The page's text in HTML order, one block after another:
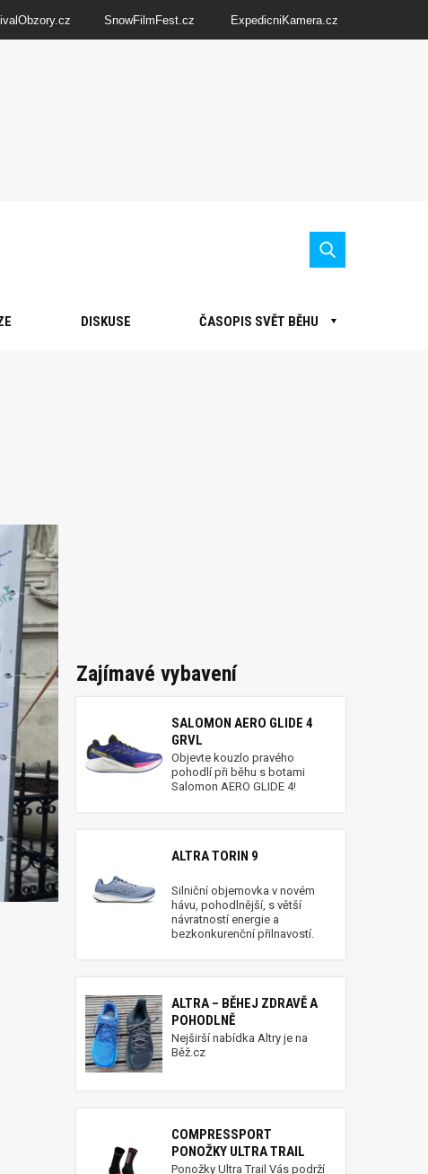
SnowFilmFest.cz ExpedicniKamera.cz
DISKUSE ČASOPIS SVĚT BĚHU
Zajímavé vybavení
SALOMON AERO GLIDE 4
GRVL
Objevte kouzlo pravého
pohodlí při běhu s botami
Salomon AERO GLIDE 4!
ALTRA TORIN 9
Silniční objemovka v novém
hávu, pohodlnější, s větší
návratností energie a
bezkonkurenční přilnavostí.
ALTRA – BĚHEJ ZDRAVĚ A
POHODLNĚ
Nejširší nabídka Altry je na
Běž.cz
COMPRESSPORT
PONOŽKY ULTRA TRAIL
Ponožky Ultra Trail Vás podrží